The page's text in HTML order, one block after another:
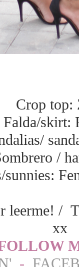
Crop top:
Falda/skirt:
/
sunnies:
leerme! /
xx
-